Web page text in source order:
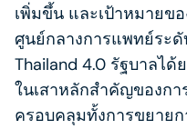
เพิ่มขึ้น และเป้าหมายข
ศูนย์กลางการแพทย์ระ
Thailand 4.0 รัฐบาลได้
ในเสาหลักสำคัญของก
ครอบคลุมทั้งการขยายก